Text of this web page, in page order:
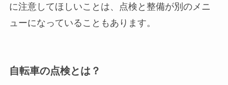
に注意してほしいことは、点検と整備が別のメニ
ューになっていることもあります。
自転車の点検とは？